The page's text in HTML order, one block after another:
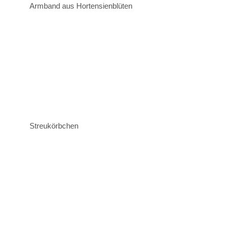
Armband aus Hortensienblüten
Streukörbchen